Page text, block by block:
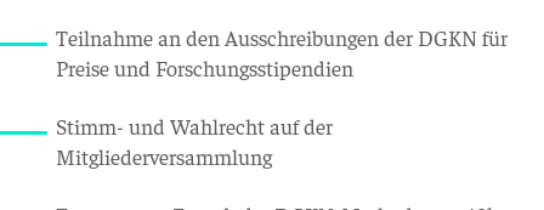
Teilnahme an den Ausschreibungen der DGKN für
Preise und Forschungsstipendien
Stimm- und Wahlrecht auf der
Mitgliederversammlung